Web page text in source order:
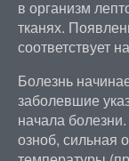
в организм
тканях.
соответствует
Болезнь
заболевшие
начала
озноб, сильная